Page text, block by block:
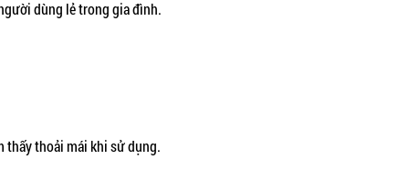
dùng lẻ trong gia đình.
thấy thoải mái khi sử dụng.